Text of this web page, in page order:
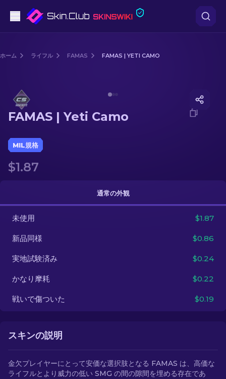
スナイパーライフル
ナイフ
グローブ
その他
ホーム ライフル FAMAS FAMAS | YETI CAMO
FAMAS | Yeti Camo
MIL規格
$1.87
通常の外観
未使用 $1.87
新品同様 $0.86
実地試験済み $0.24
かなり摩耗 $0.22
戦いで傷ついた $0.19
スキンの説明
金欠プレイヤーにとって安価な選択肢となる FAMAS は、高価な
ライフルとより威力の低い SMG の間の隙間を埋める存在であ